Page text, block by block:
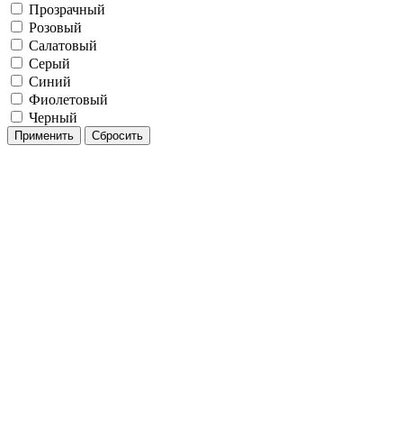
Прозрачный
Розовый
Салатовый
Серый
Синий
Фиолетовый
Черный
Применить Сбросить